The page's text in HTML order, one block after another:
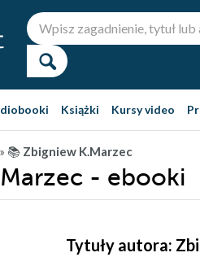
Książki Kursy video
» 📚 Zbigniew K.Marzec
- ebooki
Tytuły autora: